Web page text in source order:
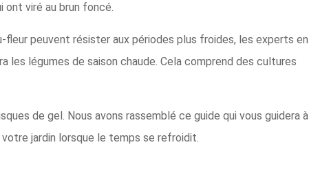
ont viré au brun foncé.
peuvent résister aux périodes plus froides, les experts en
légumes de saison chaude. Cela comprend des cultures
de gel. Nous avons rassemblé ce guide qui vous guidera à
jardin lorsque le temps se refroidit.